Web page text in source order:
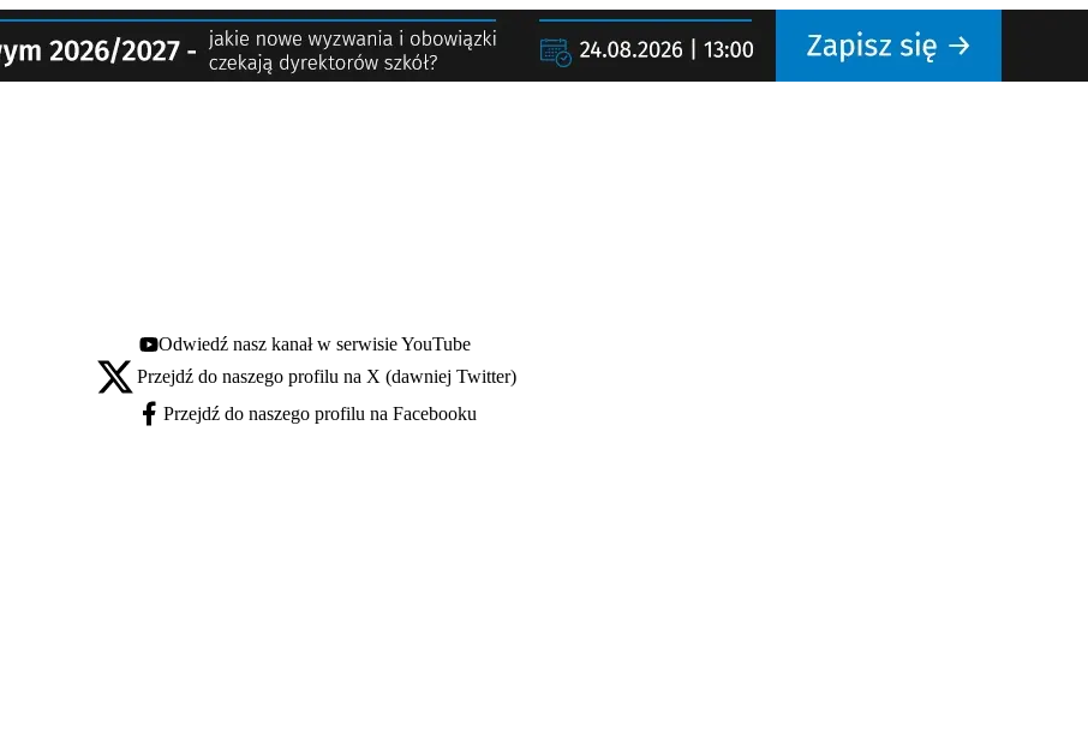
Youtube - otwiera się w nowej karcie
Odwiedź nasz kanał w serwisie YouTube
X - otwiera się w nowej karcie
Przejdź do naszego profilu na X (dawniej Twitter)
Facebook - otwiera się w nowej karcie
Przejdź do naszego profilu na Facebooku